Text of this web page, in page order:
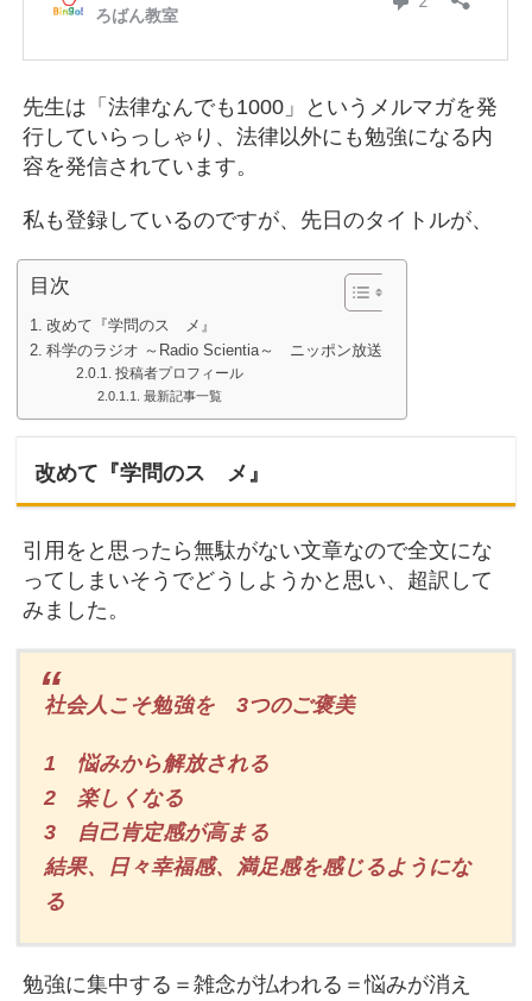
先生は「法律なんでも1000」というメルマガを発
行していらっしゃり、法律以外にも勉強になる内
容を発信されています。
私も登録しているのですが、先日のタイトルが、
目次
改めて『学問のスゝメ』
科学のラジオ ～Radio Scientia～ ニッポン放送
投稿者プロフィール
最新記事一覧
改めて『学問のスゝメ』
引用をと思ったら無駄がない文章なので全文にな
ってしまいそうでどうしようかと思い、超訳して
みました。
社会人こそ勉強を 3つのご褒美
1 悩みから解放される
2 楽しくなる
3 自己肯定感が高まる
結果、日々幸福感、満足感を感じるようにな
る
勉強に集中する＝雑念が払われる＝悩みが消え